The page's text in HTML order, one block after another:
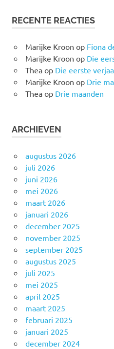
RECENTE REACTIES
Marijke Kroon op Fiona
Marijke Kroon op Die
Theaop Die eerste
Marijke Kroon op Drie
Theaop Drie maanden
ARCHIEVEN
augustus 2026
juli 2026
juni 2026
mei 2026
maart 2026
januari 2026
december 2025
november 2025
september 2025
augustus 2025
juli 2025
mei 2025
april 2025
maart 2025
februari 2025
januari 2025
december 2024